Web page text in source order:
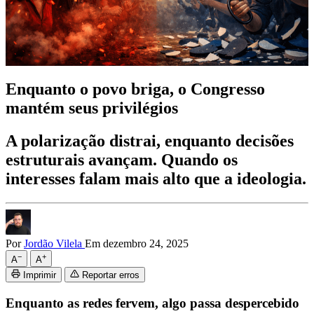
Enquanto o povo briga, o Congresso
mantém seus privilégios
A polarização distrai, enquanto decisões
estruturais avançam. Quando os
interesses falam mais alto que a ideologia.
PorJordão Vilela Em dezembro 24, 2025
A− A+
Imprimir Reportar erros
Enquanto as redes fervem, algo passa despercebido